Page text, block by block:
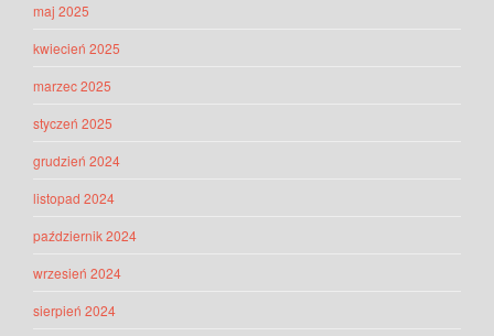
maj 2025
kwiecień 2025
marzec 2025
styczeń 2025
grudzień 2024
listopad 2024
październik 2024
wrzesień 2024
sierpień 2024